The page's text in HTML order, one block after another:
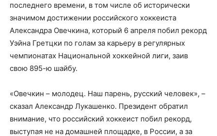
последнего времени, в том числе об исторически
значимом достижении российского хоккеиста
Александра Овечкина, который 6 апреля побил рекорд
Уэйна Гретцки по голам за карьеру в регулярных
чемпионатах Национальной хоккейной лиги, заив
свою 895-ю шайбу.
«Овечкин – молодец. Наш парень, русский человек», –
сказал Александр Лукашенко. Президент обратил
внимание, что российский хоккеист побил рекорд,
выступая не на домашней площадке, в России, а за